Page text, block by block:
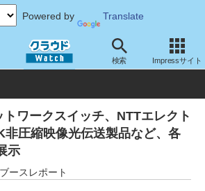
Powered by Translate
検索 Impressサイト
ト Interop
ワークスイッチ、NTTエレクト
非圧縮映像光伝送製品など、各
示
ースレポート